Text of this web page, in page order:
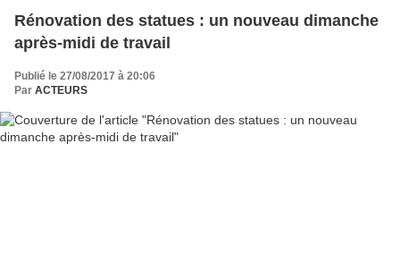
Rénovation des statues : un nouveau dimanche
après-midi de travail
Publié le 27/08/2017 à 20:06
Par ACTEURS